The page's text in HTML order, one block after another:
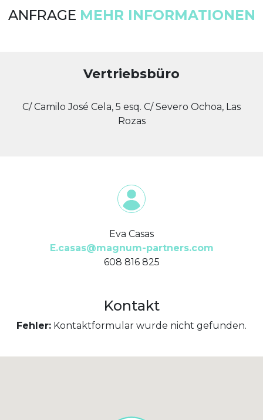
ANFRAGE MEHR INFORMATIONEN
Vertriebsbüro
C/ Camilo José Cela, 5 esq. C/ Severo Ochoa, Las
Rozas
Eva Casas
E.casas@magnum-partners.com
608 816 825
Kontakt
Fehler: Kontaktformular wurde nicht gefunden.